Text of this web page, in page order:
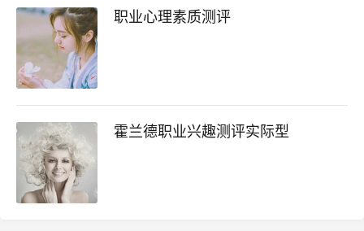
职业心理素质测评
霍兰德职业兴趣测评实际型